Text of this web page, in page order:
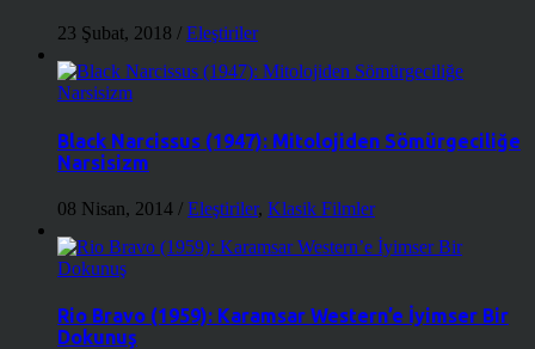
23 Şubat, 2018 / Eleştiriler
Black Narcissus (1947): Mitolojiden Sömürgeciliğe
Narsisizm
08 Nisan, 2014 / Eleştiriler, Klasik Filmler
Rio Bravo (1959): Karamsar Western’e İyimser Bir
Dokunuş